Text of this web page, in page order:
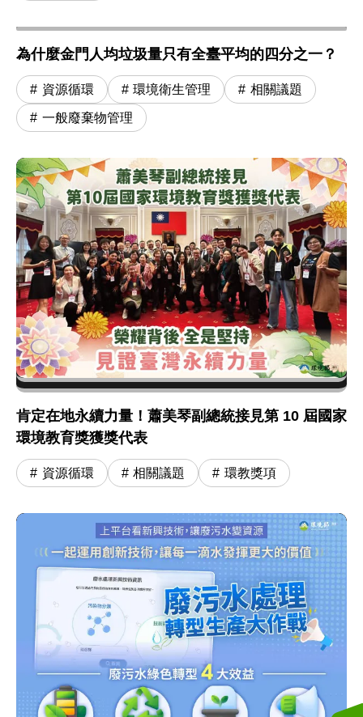
為什麼金門人均垃圾量只有全臺平均的四分之一？
資源循環 環境衛生管理 相關議題
一般廢棄物管理
肯定在地永續力量！蕭美琴副總統接見第 10 屆國家
環境教育獎獲獎代表
資源循環 相關議題 環教獎項